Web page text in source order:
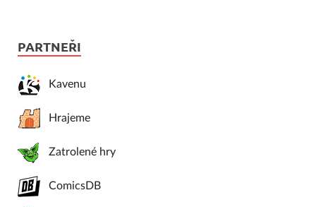
PARTNEŘI
Kavenu
Hrajeme
Zatrolené hry
ComicsDB